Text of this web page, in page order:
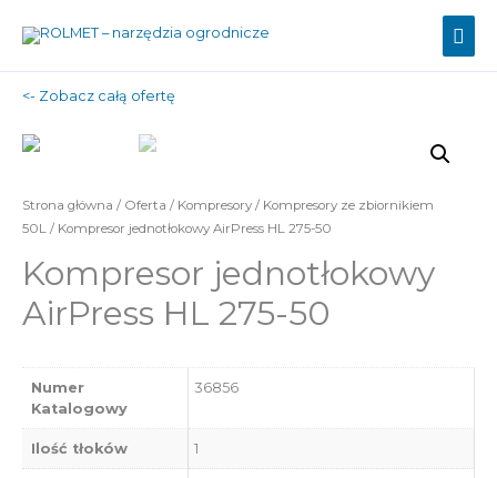
<- Zobacz całą ofertę
Strona główna / Oferta / Kompresory / Kompresory ze zbiornikiem
50L / Kompresor jednotłokowy AirPress HL 275-50
Kompresor jednotłokowy
AirPress HL 275-50
Numer
Katalogowy
36856
Ilość tłoków 1